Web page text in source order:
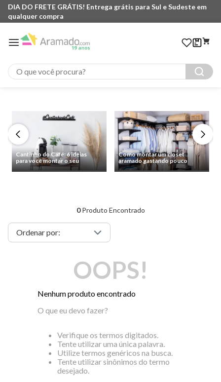
DIA DO FRETE GRÁTIS! Entrega grátis para Sul e Sudeste em
qualquer compra
O que você procura?
Cantinho do Café: 6 ideias
para você montar o seu
Como montar um closet
aramado gastando pouco
0Produto Encontrado
OOPS!
Nenhum produto encontrado
O que eu devo fazer?
Verifique os termos digitados.
Tente utilizar uma única palavra.
Utilize termos genéricos na busca.
Tente utilizar sinônimos do termo
desejado.